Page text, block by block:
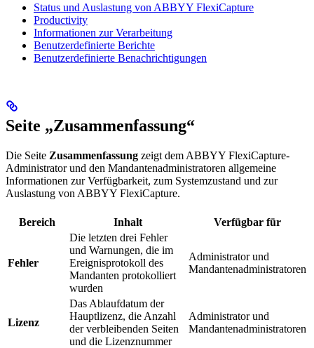
Status und Auslastung von ABBYY FlexiCapture
Productivity
Informationen zur Verarbeitung
Benutzerdefinierte Berichte
Benutzerdefinierte Benachrichtigungen
Seite „Zusammenfassung“
Die Seite Zusammenfassung zeigt dem ABBYY FlexiCapture-
Administrator und den Mandantenadministratoren allgemeine
Informationen zur Verfügbarkeit, zum Systemzustand und zur
Auslastung von ABBYY FlexiCapture.
Bereich Inhalt Verfügbar für
Fehler
Die letzten drei Fehler
und Warnungen, die im
Ereignisprotokoll des
Mandanten protokolliert
wurden
Administrator und
Mandantenadministratoren
Lizenz
Das Ablaufdatum der
Hauptlizenz, die Anzahl
der verbleibenden Seiten
und die Lizenznummer
Administrator und
Mandantenadministratoren